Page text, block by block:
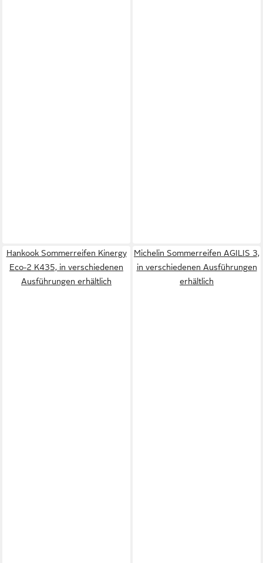
Hankook Sommerreifen Kinergy
Eco-2 K435, in verschiedenen
Ausführungen erhältlich
Michelin Sommerreifen AGILIS 3,
in verschiedenen Ausführungen
erhältlich